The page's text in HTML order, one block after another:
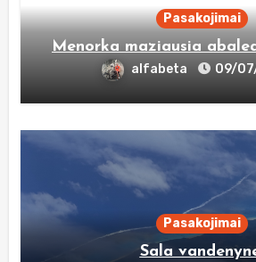
Pasakojimai
Menorka maziausia
alfabeta 09/
Pasakojimai
Sala